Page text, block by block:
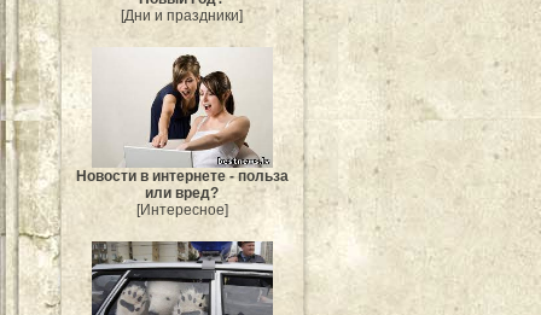
[Дни и праздники]
Новости в интернете - польза
или вред?
[Интересное]